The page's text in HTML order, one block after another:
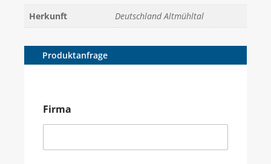
Herkunft
Deutschland Altmühltal
Produktanfrage
Firma